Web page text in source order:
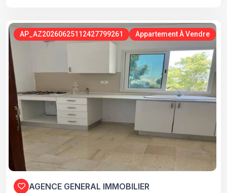
AP_AZ20260625112427799261 Appartement À Vendre
AGENCE GENERAL IMMOBILIER